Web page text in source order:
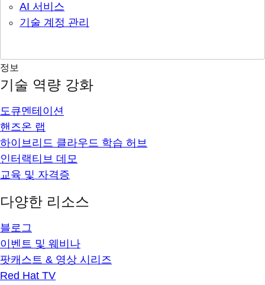
AI 서비스
기술 계정 관리
정보
기술 역량 강화
도큐멘테이션
핸즈온 랩
하이브리드 클라우드 학습 허브
인터랙티브 데모
교육 및 자격증
다양한 리소스
블로그
이벤트 및 웨비나
팟캐스트 & 영상 시리즈
Red Hat TV